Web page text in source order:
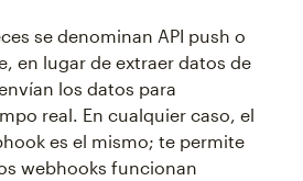
se denominan API push o
en lugar de extraer datos de
los datos para
real. En cualquier caso, el
es el mismo; te permite
webhooks funcionan